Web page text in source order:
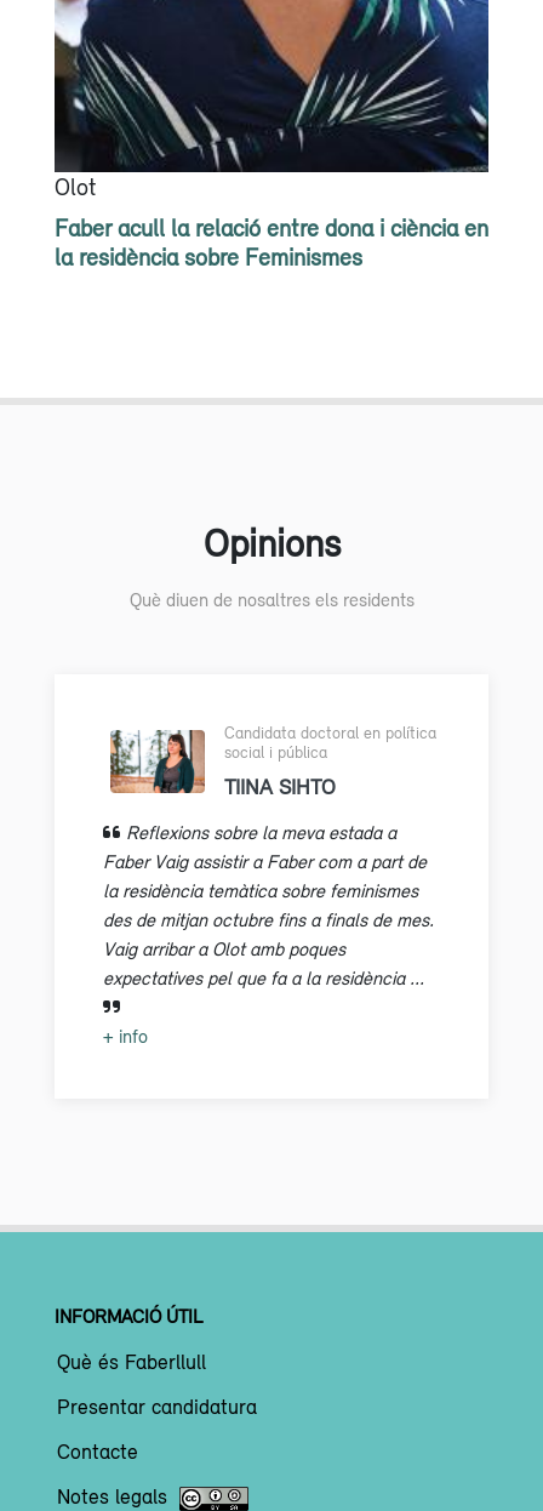
Olot
Faber acull la relació entre dona i ciència en
la residència sobre Feminismes
Opinions
Què diuen de nosaltres els residents
Candidata doctoral en política
social i pública
TIINA SIHTO
Reflexions sobre la meva estada a
Faber Vaig assistir a Faber com a part de
la residència temàtica sobre feminismes
des de mitjan octubre fins a finals de mes.
Vaig arribar a Olot amb poques
expectatives pel que fa a la residència ...
+ info
INFORMACIÓ ÚTIL
Què és Faberllull
Presentar candidatura
Contacte
Notes legals